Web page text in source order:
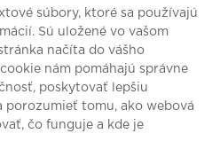
súbory, ktoré sa používajú
Sú uložené vo vašom
načíta do vášho
nám pomáhajú správne
poskytovať lepšiu
porozumieť tomu, ako webová
čo funguje a kde je